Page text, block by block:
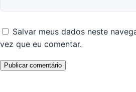
Salvar meus dados neste
vez que eu comentar.